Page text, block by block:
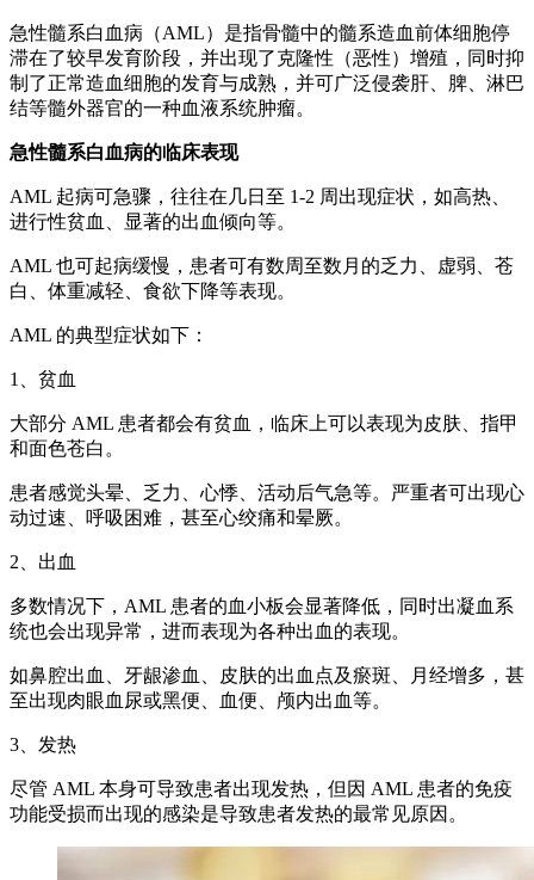
急性髓系白血病（AML）是指骨髓中的髓系造血前体细胞停
滞在了较早发育阶段，并出现了克隆性（恶性）增殖，同时抑
制了正常造血细胞的发育与成熟，并可广泛侵袭肝、脾、淋巴
结等髓外器官的一种血液系统肿瘤。
急性髓系白血病的临床表现
AML 起病可急骤，往往在几日至 1-2 周出现症状，如高热、
进行性贫血、显著的出血倾向等。
AML 也可起病缓慢，患者可有数周至数月的乏力、虚弱、苍
白、体重减轻、食欲下降等表现。
AML 的典型症状如下：
1、贫血
大部分 AML 患者都会有贫血，临床上可以表现为皮肤、指甲
和面色苍白。
患者感觉头晕、乏力、心悸、活动后气急等。严重者可出现心
动过速、呼吸困难，甚至心绞痛和晕厥。
2、出血
多数情况下，AML 患者的血小板会显著降低，同时出凝血系
统也会出现异常，进而表现为各种出血的表现。
如鼻腔出血、牙龈渗血、皮肤的出血点及瘀斑、月经增多，甚
至出现肉眼血尿或黑便、血便、颅内出血等。
3、发热
尽管 AML 本身可导致患者出现发热，但因 AML 患者的免疫
功能受损而出现的感染是导致患者发热的最常见原因。